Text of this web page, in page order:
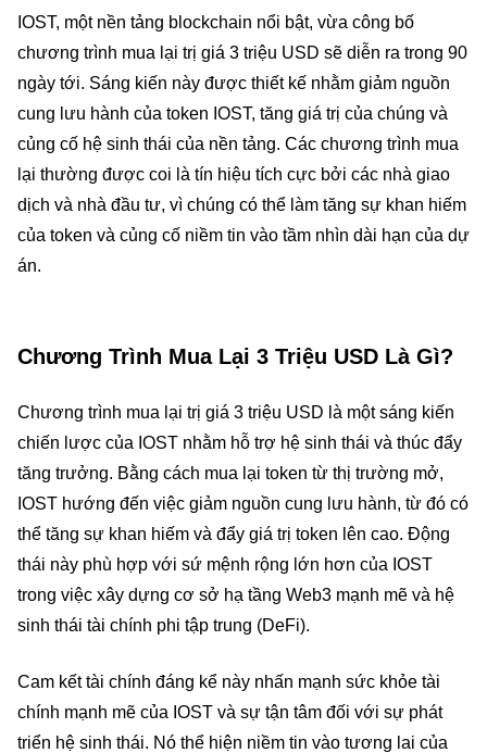
IOST, một nền tảng blockchain nổi bật, vừa công bố
chương trình mua lại trị giá 3 triệu USD sẽ diễn ra trong 90
ngày tới. Sáng kiến này được thiết kế nhằm giảm nguồn
cung lưu hành của token IOST, tăng giá trị của chúng và
củng cố hệ sinh thái của nền tảng. Các chương trình mua
lại thường được coi là tín hiệu tích cực bởi các nhà giao
dịch và nhà đầu tư, vì chúng có thể làm tăng sự khan hiếm
của token và củng cố niềm tin vào tầm nhìn dài hạn của dự
án.
Chương Trình Mua Lại 3 Triệu USD Là Gì?
Chương trình mua lại trị giá 3 triệu USD là một sáng kiến
chiến lược của IOST nhằm hỗ trợ hệ sinh thái và thúc đẩy
tăng trưởng. Bằng cách mua lại token từ thị trường mở,
IOST hướng đến việc giảm nguồn cung lưu hành, từ đó có
thể tăng sự khan hiếm và đẩy giá trị token lên cao. Động
thái này phù hợp với sứ mệnh rộng lớn hơn của IOST
trong việc xây dựng cơ sở hạ tầng Web3 mạnh mẽ và hệ
sinh thái tài chính phi tập trung (DeFi).
Cam kết tài chính đáng kể này nhấn mạnh sức khỏe tài
chính mạnh mẽ của IOST và sự tận tâm đối với sự phát
triển hệ sinh thái. Nó thể hiện niềm tin vào tương lai của